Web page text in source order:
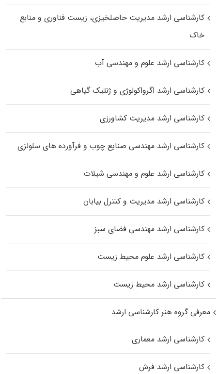
کارشناسی ارشد مدیریت حاصلخیزی، زیست فناوری و منابع
خاک
کارشناسی ارشد علوم و مهندسی آب
کارشناسی ارشد اگرواکولوژی و ژنتیک گیاهی
کارشناسی ارشد مدیریت کشاورزی
کارشناسی ارشد مهندسی صنایع چوب و فرآورده‌ های سلولزی
کارشناسی ارشد علوم و مهندسی شیلات
کارشناسی ارشد مدیریت و کنترل بیابان
کارشناسی ارشد مهندسی فضای سبز
کارشناسی ارشد علوم محیط‌ زیست
کارشناسی ارشد محیط زیست
معرفی گروه هنر کارشناسی ارشد
کارشناسی ارشد معماری
کارشناسی ارشد فرش